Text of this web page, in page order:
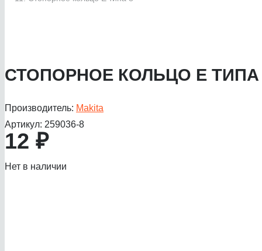
СТОПОРНОЕ КОЛЬЦО E ТИПА
Производитель: Makita
Артикул: 259036-8
12 ₽
Нет в наличии